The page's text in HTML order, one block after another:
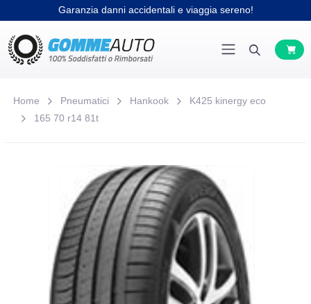
Garanzia danni accidentali e viaggia sereno!
Home Pneumatici Hankook
K425 kinergy eco
165 70 r14 81t